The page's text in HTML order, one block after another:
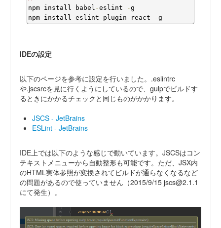
npm install babel -eslint -g
npm install eslint - plugin - react -g
IDEの設定
以下のページを参考に設定を行いました。.eslintrc
や.jscsrcを見に行くようにしているので、gulpでビルドす
るときにかかるチェックと同じものがかかります。
JSCS - JetBrains
ESLint - JetBrains
IDE上では以下のような感じで動いています。JSCSはコン
テキストメニューから自動整形も可能です。ただ、JSX内
のHTML実体参照が変換されてビルドが通らなくなるなど
の問題があるので使っていません（2015/9/15 jscs@2.1.1
にて発生）。